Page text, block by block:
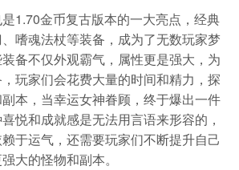
1.70金币复古版本的一大亮点，经典
嗜魂法杖等装备，成为了无数玩家梦
备不仅外观霸气，属性更是强大，为
玩家们会花费大量的时间和精力，探
本，当幸运女神眷顾，终于爆出一件
悦和成就感是无法用言语来形容的，
于运气，还需要玩家们不断提升自己
大的怪物和副本。